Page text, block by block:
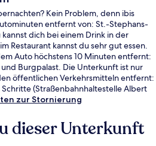
Kein Problem, denn ibis
entfernt von: St.-Stephans-
dich bei einem Drink in der
Restaurant kannst du sehr gut essen.
Auto höchstens 10 Minuten entfernt:
Burgpalast. Die Unterkunft ist nur
öffentlichen Verkehrsmitteln entfernt:
Schritte (Straßenbahnhaltestelle Albert
Nepliget).
zur Stornierung
dieser Unterkunft